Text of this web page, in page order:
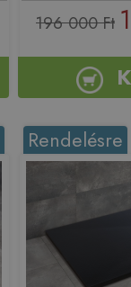
196 000 Ft
Rendelésre